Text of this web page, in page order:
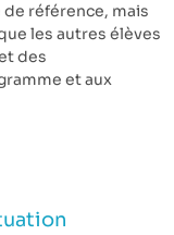
de référence, mais
les autres élèves
des
et aux